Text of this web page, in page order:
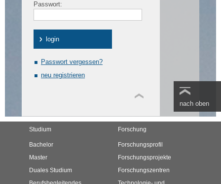
Passwort:
Passwort vergessen?
neu registrieren
nach oben
Studium
Bachelor
Master
Duales Studium
Forschung
Forschungsprofil
Forschungsprojekte
Forschungszentren